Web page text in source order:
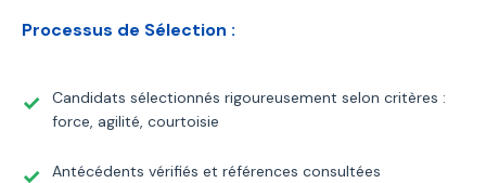
Processus de Sélection :
Candidats sélectionnés rigoureusement selon critères :
force, agilité, courtoisie
Antécédents vérifiés et références consultées